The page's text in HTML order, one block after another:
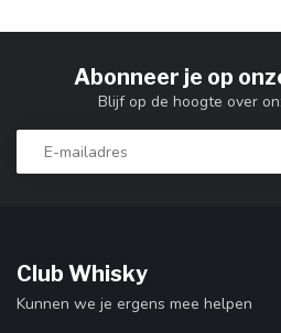
Abonneer je op
Blijf op de hoogte over
Club Whisky
Kunnen we je ergens mee helpen